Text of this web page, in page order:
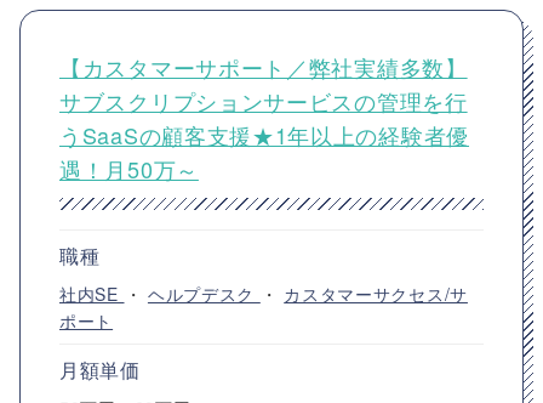
【カスタマーサポート／弊社実績多数】
サブスクリプションサービスの管理を行
うSaaSの顧客支援★1年以上の経験者優
遇！月50万～
職種
社内SE ・ ヘルプデスク ・ カスタマーサクセス/サ
ポート
月額単価